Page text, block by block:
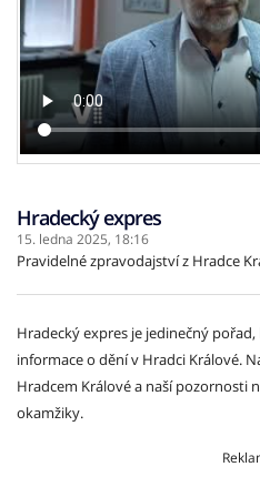
Hradecký expres
15. ledna 2025, 18:16
Pravidelné zpravodajství z Hradce
Hradecký expres je jedinečný
informace o dění v Hradci Králové.
Hradcem Králové a naší pozornosti
okamžiky.